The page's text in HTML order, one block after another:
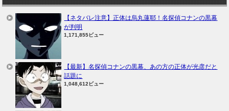
【ネタバレ注意】正体は烏丸蓮耶！名探偵コナンの黒幕
が判明
1,171,855ビュー
【最新】名探偵コナンの黒幕、あの方の正体が光彦だと
話題に
1,048,612ビュー